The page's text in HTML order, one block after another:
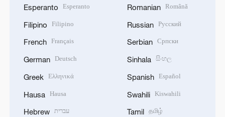
Esperanto Esperanto
Filipino Filipino
French Français
German Deutsch
Greek Ελληνικά
Hausa Hausa
Hebrew עברית
Romanian Română
Russian Русский
Serbian Српски
Sinhala සිංහල
Spanish Español
Swahili Kiswahili
Tamil தமிழ்